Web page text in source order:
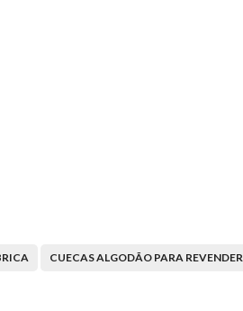
CUECAS ALGODÃO PARA REVENDER